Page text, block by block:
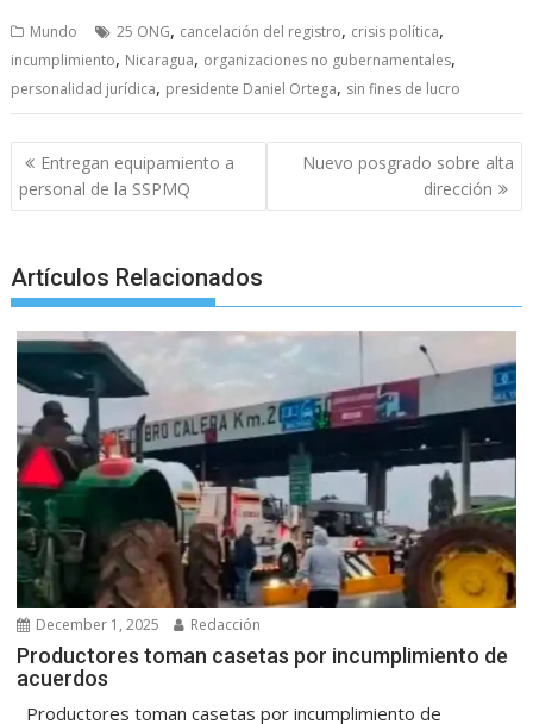
e
b
o
o
k
itt
er
ai
l
at
s
A
p
p
ss
e
n
er
y
p
e
e
gr
a
m
ar
e
Mundo 25 ONG, cancelación del registro, crisis política,
incumplimiento, Nicaragua, organizaciones no gubernamentales,
personalidad jurídica, presidente Daniel Ortega, sin fines de lucro
Post
navigation
Entregan equipamiento a
personal de la SSPMQ
Nuevo posgrado sobre alta
dirección
Artículos Relacionados
December 1, 2025 Redacción
Productores toman casetas por incumplimiento de
acuerdos
Productores toman casetas por incumplimiento de